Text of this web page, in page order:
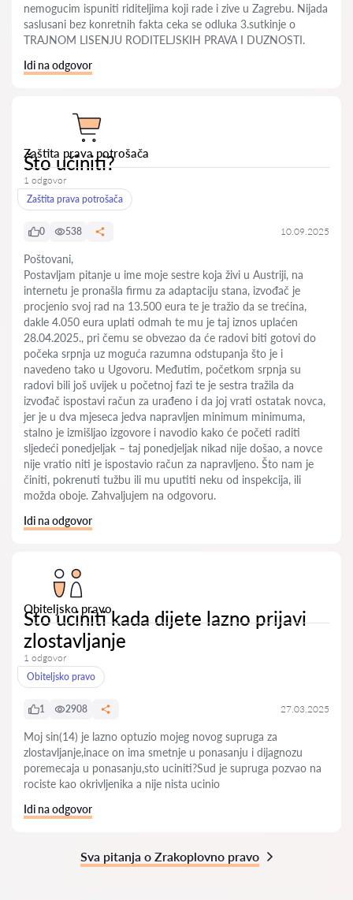
nemogucim ispuniti riditeljima koji rade i zive u Zagrebu. Nijada
saslusani bez konretnih fakta ceka se odluka 3.sutkinje o
TRAJNOM LISENJU RODITELJSKIH PRAVA I DUZNOSTI.
Idi na odgovor
Zaštita prava potrošača
Što učiniti?
1 odgovor
Zaštita prava potrošača
0 538 10.09.2025
Poštovani,
Postavljam pitanje u ime moje sestre koja živi u Austriji, na
internetu je pronašla firmu za adaptaciju stana, izvođač je
procjenio svoj rad na 13.500 eura te je tražio da se trećina,
dakle 4.050 eura uplati odmah te mu je taj iznos uplaćen
28.04.2025., pri čemu se obvezao da će radovi biti gotovi do
počeka srpnja uz moguća razumna odstupanja što je i
navedeno tako u Ugovoru. Međutim, početkom srpnja su
radovi bili još uvijek u početnoj fazi te je sestra tražila da
izvođač ispostavi račun za urađeno i da joj vrati ostatak novca,
jer je u dva mjeseca jedva napravljen minimum minimuma,
stalno je izmišljao izgovore i navodio kako će početi raditi
sljedeći ponedjeljak – taj ponedjeljak nikad nije došao, a novce
nije vratio niti je ispostavio račun za napravljeno. Što nam je
činiti, pokrenuti tužbu ili mu uputiti neku od inspekcija, ili
možda oboje. Zahvaljujem na odgovoru.
Idi na odgovor
Obiteljsko pravo
Sto uciniti kada dijete lazno prijavi
zlostavljanje
1 odgovor
Obiteljsko pravo
1 2908 27.03.2025
Moj sin(14) je lazno optuzio mojeg novog supruga za
zlostavljanje,inace on ima smetnje u ponasanju i dijagnozu
poremecaja u ponasanju,sto uciniti?Sud je supruga pozvao na
rociste kao okrivljenika a nije nista ucinio
Idi na odgovor
Sva pitanja o Zrakoplovno pravo